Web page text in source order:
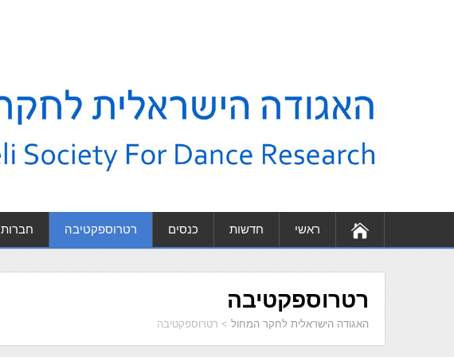
ראשי חדשות כנסים רטרוספקטיבה חברות
רטרוספקטיבה
האגודה הישראלית לחקר המחול > רטרוספקטיבה